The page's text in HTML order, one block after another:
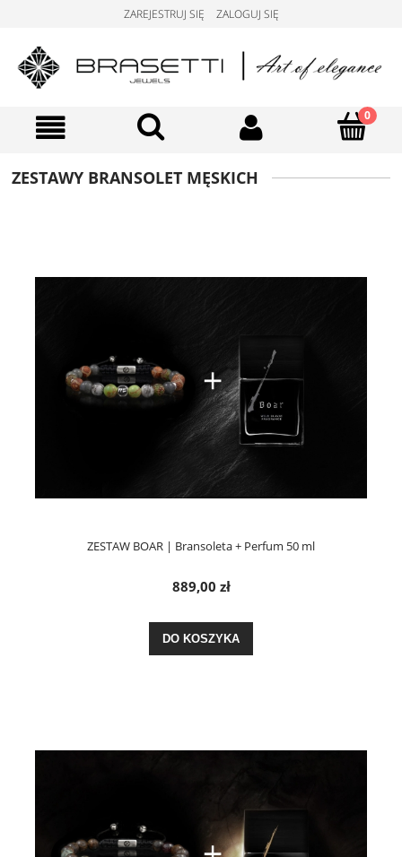
ZAREJESTRUJ SIĘ ZALOGUJ SIĘ
ZESTAWY BRANSOLET MĘSKICH
ZESTAW BOAR | Bransoleta + Perfum 50 ml
889,00 zł
DO KOSZYKA